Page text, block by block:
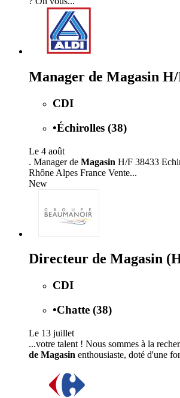
Manager de Magasin
CDI
•Échirolles (38)
Le 4 août
. Manager de Magasin H/F 38433
Rhône Alpes France Vente...
New
Directeur de Magasin
CDI
•Chatte (38)
Le 13 juillet
...votre talent ! Nous sommes à la
de Magasin enthousiaste, doté d'une